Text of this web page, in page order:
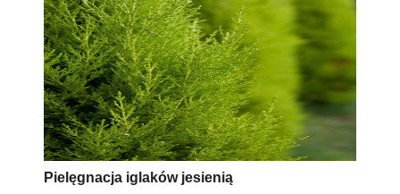
Pielęgnacja iglaków jesienią